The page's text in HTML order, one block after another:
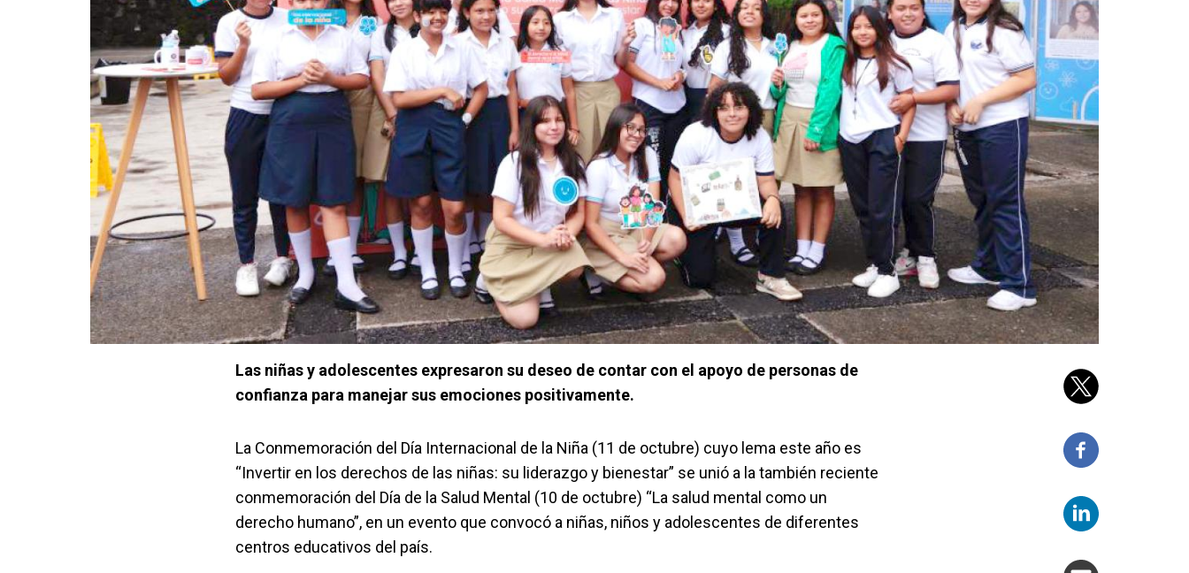
Las niñas y adolescentes expresaron su deseo de contar con el apoyo de personas de
confianza para manejar sus emociones positivamente.
La Conmemoración del Día Internacional de la Niña (11 de octubre) cuyo lema este año es
“Invertir en los derechos de las niñas: su liderazgo y bienestar” se unió a la también reciente
conmemoración del Día de la Salud Mental (10 de octubre) “La salud mental como un
derecho humano”, en un evento que convocó a niñas, niños y adolescentes de diferentes
centros educativos del país.